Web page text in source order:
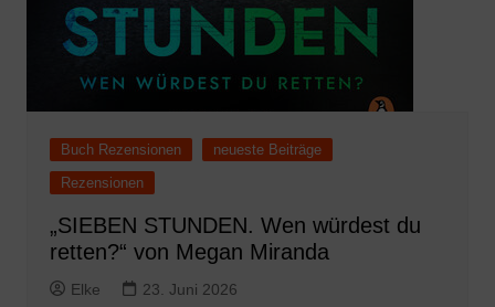
Buch Rezensionen
neueste Beiträge
Rezensionen
„SIEBEN STUNDEN. Wen würdest du
retten?“ von Megan Miranda
Elke 23. Juni 2026